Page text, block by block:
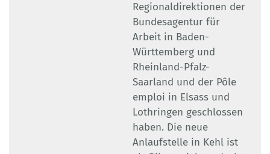
Regionaldirektionen der
Bundesagentur für
Arbeit in Baden-
Württemberg und
Rheinland-Pfalz-
Saarland und der Pôle
emploi in Elsass und
Lothringen geschlossen
haben. Die neue
Anlaufstelle in Kehl ist